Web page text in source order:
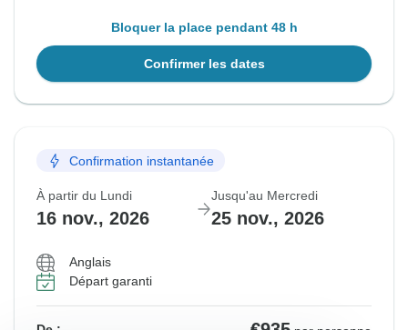
Bloquer la place pendant 48 h
Confirmer les dates
Confirmation instantanée
À partir du Lundi
16 nov., 2026
Jusqu'au Mercredi
25 nov., 2026
Anglais
Départ garanti